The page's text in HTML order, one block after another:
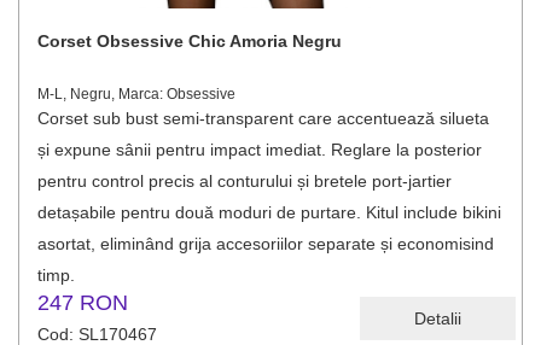
Detalii
Corset Obsessive Chic Amoria Negru
M-L, Negru, Marca: Obsessive
Corset sub bust semi-transparent care accentuează silueta
și expune sânii pentru impact imediat. Reglare la posterior
pentru control precis al conturului și bretele port-jartier
detașabile pentru două moduri de purtare. Kitul include bikini
asortat, eliminând grija accesoriilor separate și economisind
timp.
247 RON
Cod: SL170467